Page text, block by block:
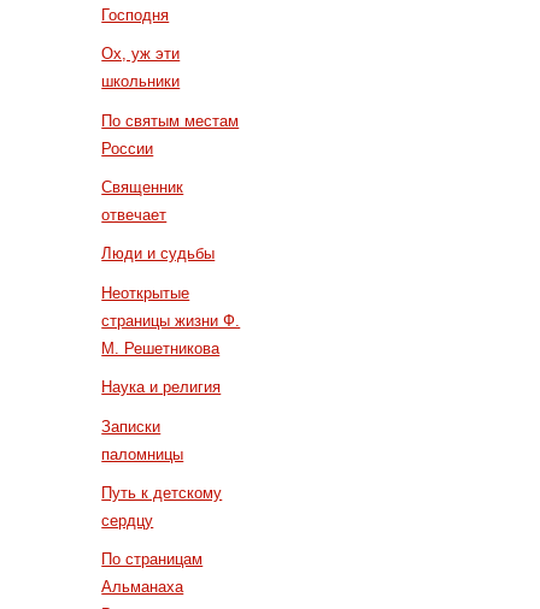
Господня
Ох, уж эти
школьники
По святым местам
России
Священник
отвечает
Люди и судьбы
Неоткрытые
страницы жизни Ф.
М. Решетникова
Наука и религия
Записки
паломницы
Путь к детскому
сердцу
По страницам
Альманаха